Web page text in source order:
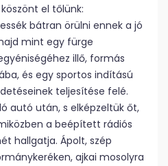
el tőlünk:
bátran örülni ennek a jó
mint egy fürge
illő, formás
és egy sportos indítású
teljesítése felé.
autó után, s elképzeltük őt,
a beépített rádiós
hallgatja. Ápolt, szép
ajkai mosolyra